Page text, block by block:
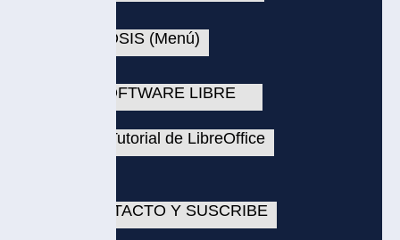
LIBRE
de LibreOffice
Y SUSCRIBE